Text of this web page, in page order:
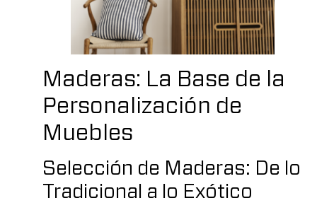
Maderas: La Base de la
Personalización de
Muebles
Selección de Maderas: De lo
Tradicional a lo Exótico